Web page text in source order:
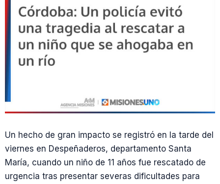
Un hecho de gran impacto se registró en la tarde del
viernes en Despeñaderos, departamento Santa
María, cuando un niño de 11 años fue rescatado de
urgencia tras presentar severas dificultades para